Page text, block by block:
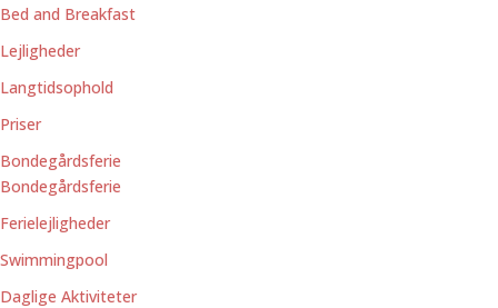
Bed and Breakfast
Lejligheder
Langtidsophold
Priser
Bondegårdsferie
Bondegårdsferie
Ferielejligheder
Swimmingpool
Daglige Aktiviteter